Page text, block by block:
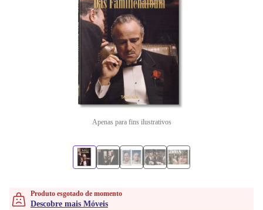
Apenas para fins ilustrativos
Produto esgotado de momento
Descobre mais Móveis